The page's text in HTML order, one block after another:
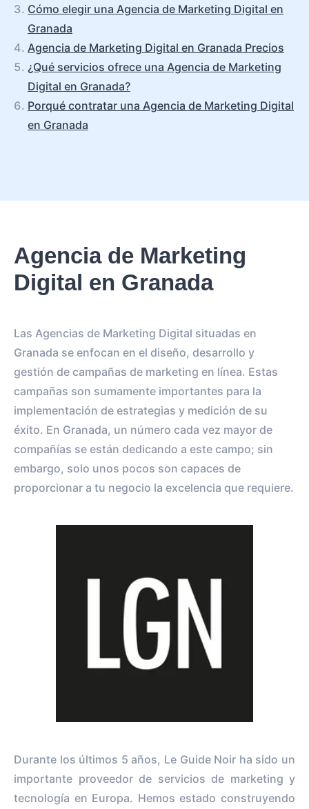
Cómo elegir una Agencia de Marketing Digital en
Granada
Agencia de Marketing Digital en Granada Precios
¿Qué servicios ofrece una Agencia de Marketing
Digital en Granada?
Porqué contratar una Agencia de Marketing Digital
en Granada
Agencia de Marketing
Digital en Granada
Las Agencias de Marketing Digital situadas en
Granada se enfocan en el diseño, desarrollo y
gestión de campañas de marketing en línea. Estas
campañas son sumamente importantes para la
implementación de estrategias y medición de su
éxito. En Granada, un número cada vez mayor de
compañías se están dedicando a este campo; sin
embargo, solo unos pocos son capaces de
proporcionar a tu negocio la excelencia que requiere.
Durante los últimos 5 años, Le Guide Noir ha sido un
importante proveedor de servicios de marketing y
tecnología en Europa. Hemos estado construyendo